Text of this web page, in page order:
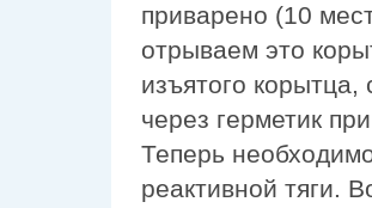
приварено (10
отрываем это
изъятого
через герметик
Теперь
реактивной тяги.